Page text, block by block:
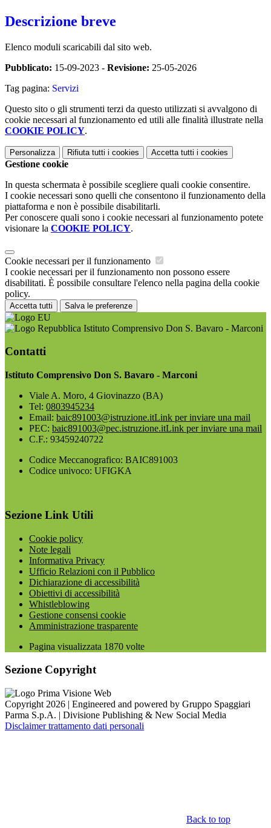
Descrizione breve
Elenco moduli scaricabili dal sito web.
Pubblicato: 15-09-2023 - Revisione: 25-05-2026
Tag pagina: Servizi
Questo sito o gli strumenti terzi da questo utilizzati si avvalgono di
cookie necessari al funzionamento ed utili alle finalità illustrate nella
COOKIE POLICY.
Personalizza Rifiuta tutti i cookies Accetta tutti i cookies
Gestione cookie
In questa schermata è possibile scegliere quali cookie consentire.
I cookie necessari sono quelli che consentono il funzionamento della
piattaforma e non è possibile disabilitarli.
Per conoscere quali sono i cookie necessari al funzionamento potete
visionare la COOKIE POLICY.
Cookie necessari per il funzionamento
I cookie necessari per il funzionamento non possono essere
disabilitati. È possibile consultare l'elenco nella pagina della cookie
policy.
Accetta tutti Salva le preferenze
Istituto Comprensivo Don S. Bavaro - Marconi
Contatti
Istituto Comprensivo Don S. Bavaro - Marconi
Viale A. Moro, 4 Giovinazzo (BA)
Tel: 0803945234
Email: baic891003@istruzione.itLink per inviare una mail
PEC: baic891003@pec.istruzione.itLink per inviare una mail
C.F.: 93459240722
Codice Meccanografico: BAIC891003
Codice univoco: UFIGKA
Sezione Link Utili
Cookie policy
Note legali
Informativa Privacy
Ufficio Relazioni con il Pubblico
Dichiarazione di accessibilità
Obiettivi di accessibilità
Whistleblowing
Gestione consensi cookie
Amministrazione trasparente
Pagina visualizzata 1870 volte
Sezione Copyright
Copyright 2026 | Engineered and powered by Gruppo Spaggiari
Parma S.p.A. | Divisione Publishing & New Social Media
Disclaimer trattamento dati personali
Back to top